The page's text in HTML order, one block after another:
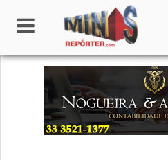
Home
Institucional